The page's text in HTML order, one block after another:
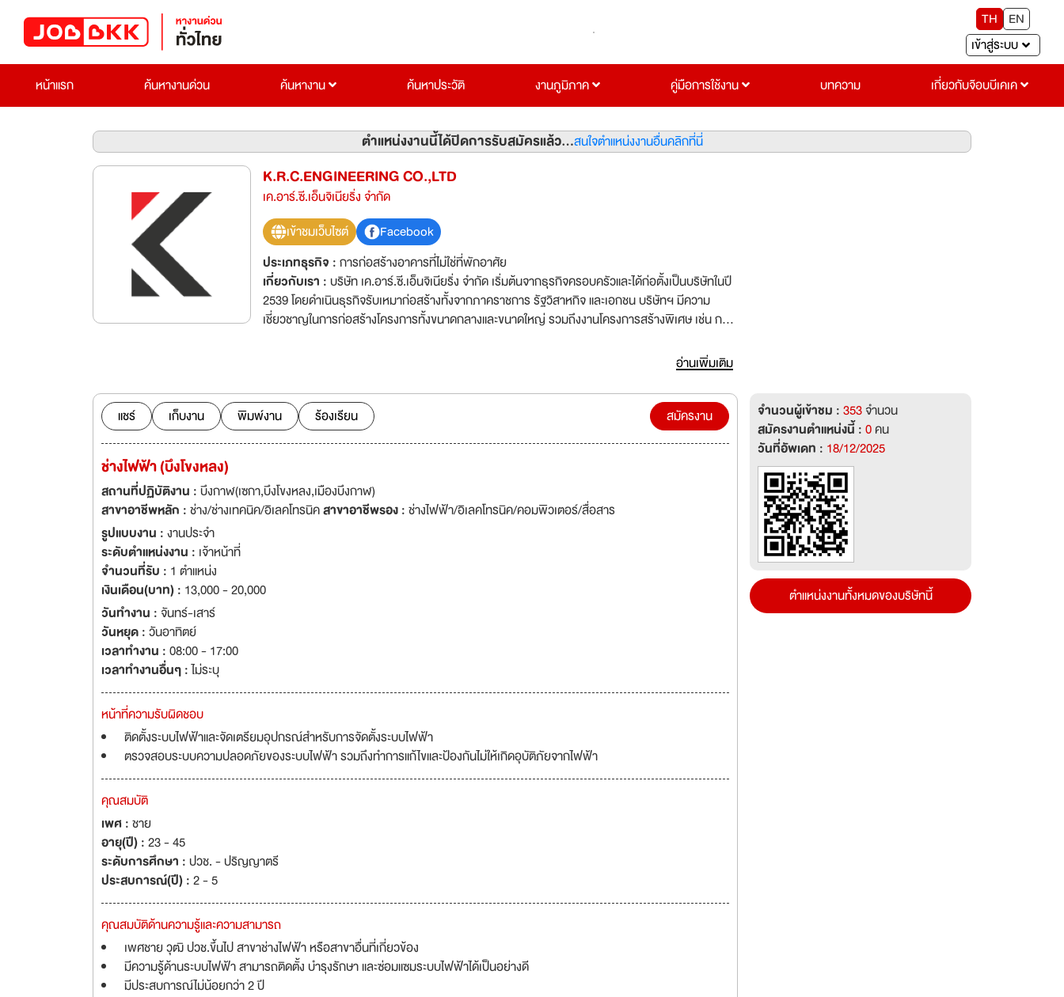
TH
EN
เข้าสู่ระบบ
หน้าแรก
ค้นหางานด่วน ค้นหางาน ค้นหาประวัติ งานภูมิภาค คู่มือการใช้งาน บทความ เกี่ยวกับจ๊อบบีเคเค
ตำแหน่งงานนี้ได้ปิดการรับสมัครแล้ว...สนใจตำแหน่งงานอื่นคลิกที่นี่
K.R.C.ENGINEERING CO.,LTD
เค.อาร์.ซี.เอ็นจิเนียริ่ง จำกัด
เข้าชมเว็บไซต์
Facebook
ประเภทธุรกิจ :การก่อสร้างอาคารที่ไม่ใช่ที่พักอาศัย
เกี่ยวกับเรา :บริษัท เค.อาร์.ซี.เอ็นจิเนียริ่ง จำกัด เริ่มต้นจากธุรกิจครอบครัวและได้ก่อตั้งเป็นบริษัทในปี
2539 โดยดำเนินธุรกิจรับเหมาก่อสร้างทั้งจากภาคราชการ รัฐวิสาหกิจ และเอกชน บริษัทฯ มีความ
เชี่ยวชาญในการก่อสร้างโครงการทั้งขนาดกลางและขนาดใหญ่ รวมถึงงานโครงการสร้างพิเศษ เช่น การ
อย่างต่อเนื่องทุกปี ทางบริษัทฯ มีความต้องการบุคลากรที่มีความสามารถเเละความมุ่งมั่น พร้อมที่จะ
อ่านเพิ่มเติม
แชร์ เก็บงาน พิมพ์งาน ร้องเรียน สมัครงาน
ช่างไฟฟ้า (บึงโขงหลง)
สถานที่ปฏิบัติงาน :บึงกาฬ(เซกา,บึงโขงหลง,เมืองบึงกาฬ)
สาขาอาชีพหลัก :ช่าง/ช่างเทคนิค/อิเลคโทรนิคสาขาอาชีพรอง :ช่างไฟฟ้า/อิเลคโทรนิค/คอมพิวเตอร์/สื่อสาร
รูปแบบงาน :งานประจำ
ระดับตำแหน่งงาน : เจ้าหน้าที่
จำนวนที่รับ : 1 ตำแหน่ง
เงินเดือน(บาท) : 13,000 - 20,000
วันทำงาน : จันทร์-เสาร์
วันหยุด :วันอาทิตย์
เวลาทำงาน :08:00 - 17:00
เวลาทำงานอื่นๆ :ไม่ระบุ
หน้าที่ความรับผิดชอบ
ติดตั้งระบบไฟฟ้าและจัดเตรียมอุปกรณ์สำหรับการจัดตั้งระบบไฟฟ้า
ตรวจสอบระบบความปลอดภัยของระบบไฟฟ้า รวมถึงทำการแก้ไขและป้องกันไม่ให้เกิดอุบัติภัยจากไฟฟ้า
คุณสมบัติ
เพศ :ชาย
อายุ(ปี) :23 - 45
ระดับการศึกษา :ปวช. - ปริญญาตรี
ประสบการณ์(ปี) :2 - 5
คุณสมบัติด้านความรู้และความสามารถ
เพศชาย วุฒิ ปวช.ขึ้นไป สาขาช่างไฟฟ้า หรือสาขาอื่นที่เกี่ยวข้อง
มีความรู้ด้านระบบไฟฟ้า สามารถติดตั้ง บำรุงรักษา และซ่อมแซมระบบไฟฟ้าได้เป็นอย่างดี
มีประสบการณ์ไม่น้อยกว่า 2 ปี
จำนวนผู้เข้าชม :353จำนวน
สมัครงานตำแหน่งนี้ :0คน
วันที่อัพเดท : 18/12/2025
ตำแหน่งงานทั้งหมดของบริษัทนี้